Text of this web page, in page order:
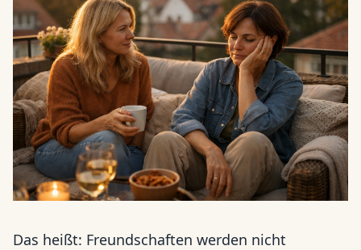
Das heißt: Freundschaften werden nicht